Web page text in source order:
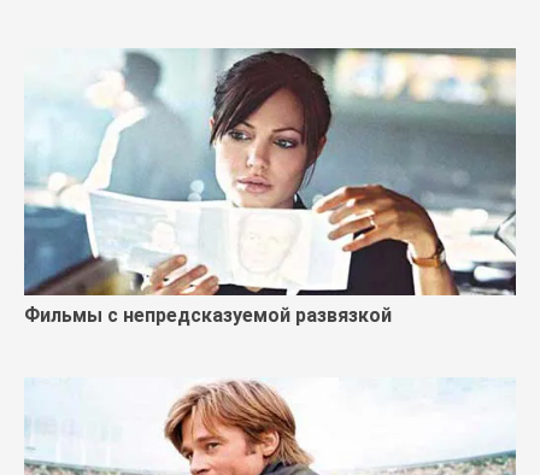
Фильмы с непредсказуемой развязкой